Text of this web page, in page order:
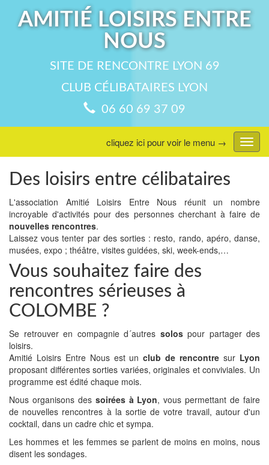
AMITIÉ LOISIRS ENTRE
NOUS
SITE DE RENCONTRE LYON 69
CLUB CÉLIBATAIRES LYON
06 60 69 37 09
menu
cliquez ici pour voir le menu →
Des loisirs entre célibataires
L'association Amitié Loisirs Entre Nous réunit un nombre
incroyable d'activités pour des personnes cherchant à faire de
nouvelles rencontres.
Laissez vous tenter par des sorties : resto, rando, apéro, danse,
musées, expo ; théâtre, visites guidées, ski, week-ends,…
Vous souhaitez faire des
rencontres sérieuses à
COLOMBE ?
Se retrouver en compagnie d´autres solospour partager des
loisirs.
Amitié Loisirs Entre Nous est unclub de rencontre sur Lyon
proposant différentes sorties variées, originales et conviviales. Un
programme est édité chaque mois.
Nous organisons des soirées à Lyon, vous permettant de faire
de nouvelles rencontres à la sortie de votre travail, autour d'un
cocktail, dans un cadre chic et sympa.
Les hommes et les femmes se parlent de moins en moins, nous
disent les sondages.